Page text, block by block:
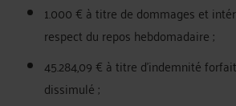
1.000 € à titre de dommages et
respect du repos hebdomadaire ;
45.284,09 € à titre d'indemnité
dissimulé ;